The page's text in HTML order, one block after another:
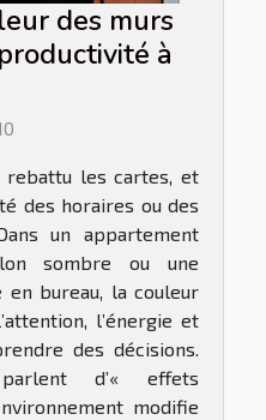
des murs
à
rebattu les cartes, et
des horaires ou des
un appartement
sombre ou une
bureau, la couleur
l’énergie et
des décisions.
d’« effets
modifie